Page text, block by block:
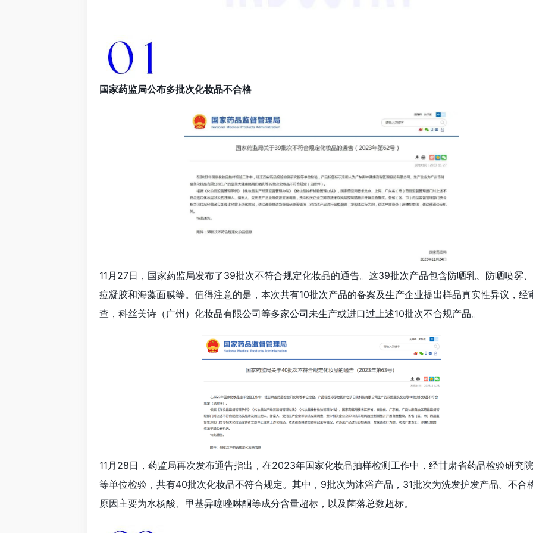
国家药监局公布多批次化妆品不合格
11月27日，国家药监局发布了39批次不符合规定化妆品的通告。这39批次产品包含防晒乳、防晒喷雾
痘凝胶和海藻面膜等。值得注意的是，本次共有10批次产品的备案及生产企业提出样品真实性异议，经
查，科丝美诗（广州）化妆品有限公司等多家公司未生产或进口过上述10批次不合规产品。
11月28日，药监局再次发布通告指出，在2023年国家化妆品抽样检测工作中，经甘肃省药品检验研究院
等单位检验，共有40批次化妆品不符合规定。其中，9批次为沐浴产品，31批次为洗发护发产品。不合
原因主要为水杨酸、甲基异噻唑啉酮等成分含量超标，以及菌落总数超标。